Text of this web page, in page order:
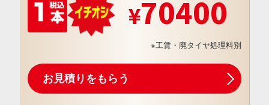
70400
※工賃・廃タイヤ処理料別
お見積りをもらう